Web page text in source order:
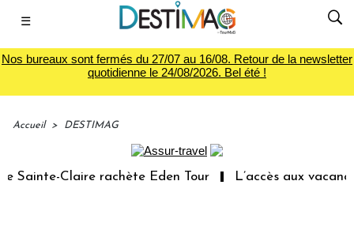
☰
Nos bureaux sont fermés du 27/07 au 16/08. Retour de la newsletter
quotidienne le 24/08/2026. Bel été !
Accueil > DESTIMAG
Claire rachète Eden Tour L’accès aux